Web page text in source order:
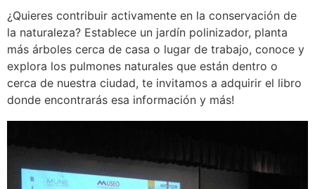
¿Quieres contribuir activamente en la conservación de
la naturaleza? Establece un jardín polinizador, planta
más árboles cerca de casa o lugar de trabajo, conoce y
explora los pulmones naturales que están dentro o
cerca de nuestra ciudad, te invitamos a adquirir el libro
donde encontrarás esa información y más!